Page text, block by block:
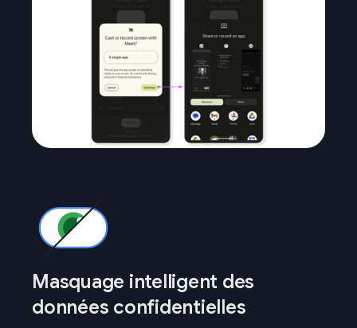
Masquage intelligent des
données confidentielles